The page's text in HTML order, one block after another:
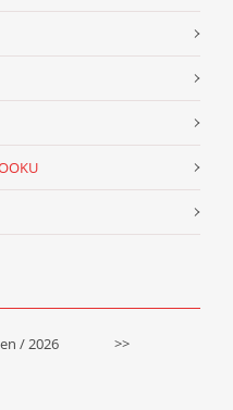
/ 2026 >>